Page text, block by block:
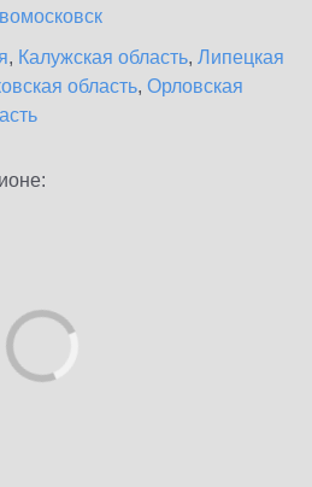
, Калужская область, Липецкая
область, Орловская